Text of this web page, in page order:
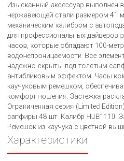
Изысканный аксессуар выполнен
нержавеющей стали размером 41
механическим калибром с
для профессиональных дайверов
часов, которые обладают 100-
водонепроницаемости. Все
надежно скрыты под толстым
антибликовым эффектом. Часы
каучуковым ремешком,
комфорт ношения. Застежка
Ограниченная серия (Limited
сапфиры 48 шт. Калибр HUB1110.
Ремешок из каучука с цветной
Характеристики